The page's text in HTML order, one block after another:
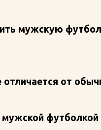
мужскую
от
футболкой